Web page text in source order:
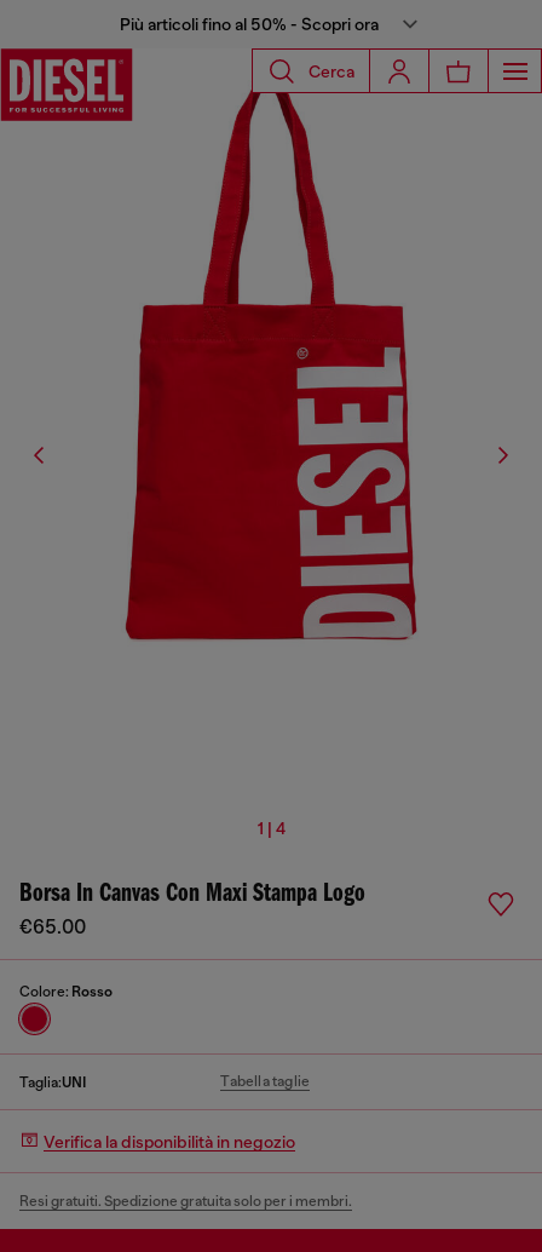
Più articoli fino al 50% - Scopri ora
Cerca
1 | 4
Borsa In Canvas Con Maxi Stampa Logo
€65.00
Colore: Rosso
Taglia:UNI Tabella taglie
Verifica la disponibilità in negozio
Resi gratuiti. Spedizione gratuita solo per i membri.